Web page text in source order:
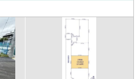
時30分 （定休日:水曜日）この時間帯は
合わせがスムーズにご案内できます。右
タッチ！もしくはお気軽にお電話くださ